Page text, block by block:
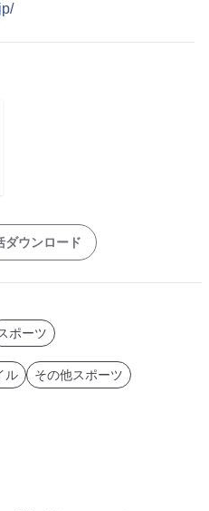
ダウンロード
ポーツ
ル
その他スポーツ